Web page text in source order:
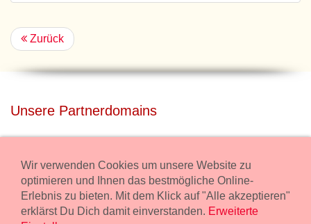
Zurück
Unsere Partnerdomains
Miete unser Haus bei Wiener Neustadt für Deine Party mit
Übernachtung.
freilaender.at
Wir verwenden Cookies um unsere Website zu
optimieren und Ihnen das bestmögliche Online-
Erlebnis zu bieten. Mit dem Klick auf "Alle akzeptieren"
erklärst Du Dich damit einverstanden. Erweiterte